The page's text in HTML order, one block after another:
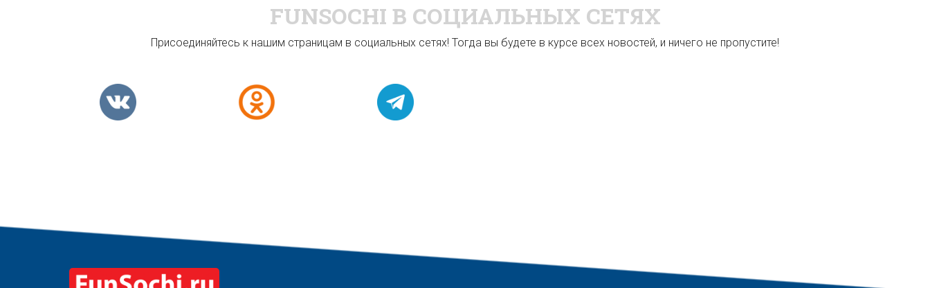
FUNSOCHI В СОЦИАЛЬНЫХ СЕТЯХ
Присоединяйтесь к нашим страницам в социальных сетях! Тогда вы будете в курсе всех новостей, и ничего не пропустите!